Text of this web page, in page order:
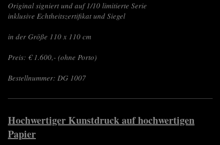
Original signiert und auf 1/10 limitierte Serie
inklusive Echtheitszertifikat und Siegel
in der Größe 110 x 110 cm
Preis: € 1.600,- (ohne Porto)
Bestellnummer: DG 1007
Hochwertiger Kunstdruck auf hochwertigen
Papier